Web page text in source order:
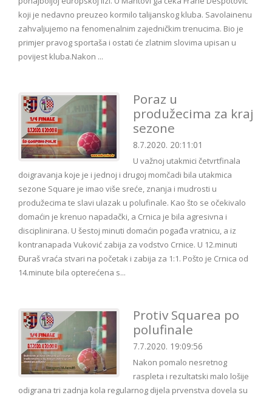
koji je nedavno preuzeo kormilo talijanskog kluba. Savolainenu
zahvaljujemo na fenomenalnim zajedničkim trenucima. Bio je
primjer pravog sportaša i ostati će zlatnim slovima upisan u
povijest kluba.Nakon ...
Poraz u
produžecima za kraj
sezone
8.7.2020. 20:11:01
U važnoj utakmici četvrtfinala
doigravanja koje je i jednoj i drugoj momčadi bila utakmica
sezone Square je imao više sreće, znanja i mudrosti u
produžecima te slavi ulazak u polufinale. Kao što se očekivalo
domaćin je krenuo napadački, a Crnica je bila agresivna i
disciplinirana. U šestoj minuti domaćin pogađa vratnicu, a iz
kontranapada Vuković zabija za vodstvo Crnice. U 12.minuti
Đuraš vraća stvari na početak i zabija za 1:1. Pošto je Crnica od
14.minute bila opterećena s...
Protiv Squarea po
polufinale
7.7.2020. 19:09:56
Nakon pomalo nesretnog
raspleta i rezultatski malo lošije
odigrana tri zadnja kola regularnog dijela prvenstva dovela su